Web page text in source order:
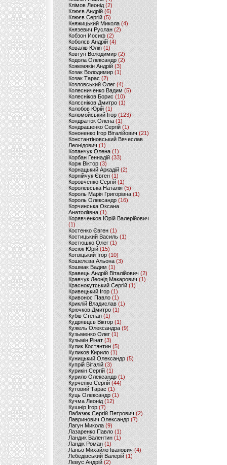
Клімов Леонід(2)
Клюєв Андрій(6)
Клюєв Сергій (5)
Княжицький Микола(4)
Князевич Руслан (2)
Кобзон Иосиф(2)
Коболєв Андрій (4)
Ковалів Юлія(1)
Ковтун Володимир (2)
Кодола Олександр (2)
Кожемякін Андрій (3)
Козак Володимир (1)
Козак Тарас (2)
Козловський Олег(4)
Колесниченко Вадим (5)
Колесніков Борис (10)
Колєсніков Дмитро (1)
Колобов Юрій (1)
Коломойський Ігор (123)
Кондратюк Олена(1)
Кондрашенко Сергій (1)
Кононенко Ігор Віталійович (21)
Константіновський Вячеслав
Леонідович (1)
Копанчук Олена (1)
Корбан Геннадій (33)
Корж Віктор (3)
Корнацький Аркадій (2)
Корнійчук Євген (1)
Коровченко Сергій (1)
Королевська Наталія(5)
Король Марія Григорівна (1)
Король Олександр (16)
Корчинська Оксана
Анатоліївна (1)
Корявченков Юрій Валерійович
(1)
Костенко Євген (1)
Костицький Василь (1)
Костюшко Олег (1)
Косюк Юрій (15)
Котвіцький Ігор (10)
Кошелєва Альона(3)
Кошмак Вадим (1)
Кравець Андрій Віталійович (2)
Кравчук Леонід Макарович (1)
Краснокутський Сергій (1)
Кривецький Ігор (1)
Кривонос Павло (1)
Криклій Владислав (1)
Крючков Дмитро(1)
Кубів Степан(1)
Кудрявцєв Віктор (1)
Кужель Олександра (9)
Кузьменко Олег (1)
Кузьмін Рінат(3)
Кулик Костянтин(5)
Куликов Кирило (1)
Куницький Олександр (5)
Купрій Віталій (3)
Курикін Сергій(1)
Курило Олександр (1)
Курченко Сергій (44)
Кутовий Тарас (1)
Куць Олександр (1)
Кучма Леонід (12)
Кушнір Ігор(7)
Лабазюк Сергій Петрович (2)
Лавринович Олександр(7)
Лагун Микола(9)
Лазаренко Павло (1)
Ландик Валентин (1)
Ландік Роман (1)
Ланьо Михайло Іванович(4)
Лебедівський Валерій(1)
Левус Андрій(2)